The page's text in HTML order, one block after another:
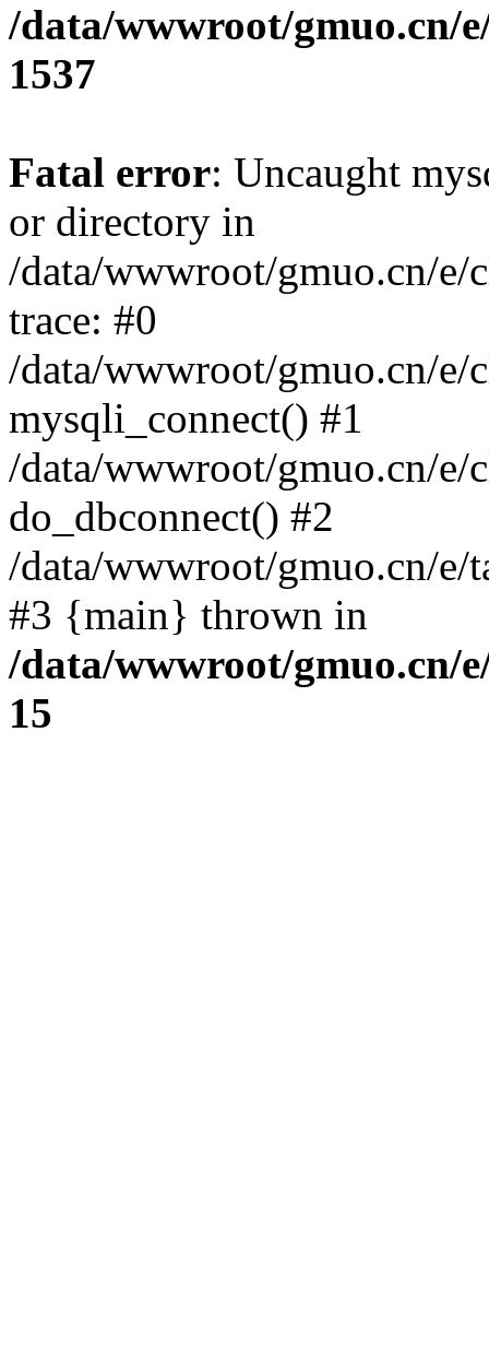
/data/wwwroot/gmuo.cn/
1537
Fatal error: Uncaught
or directory in
/data/wwwroot/gmuo.cn/e/
trace: #0
/data/wwwroot/gmuo.cn/e/
mysqli_connect() #1
/data/wwwroot/gmuo.cn/e/
do_dbconnect() #2
/data/wwwroot/gmuo.cn/e/
#3 {main} thrown in
/data/wwwroot/gmuo.cn/
15